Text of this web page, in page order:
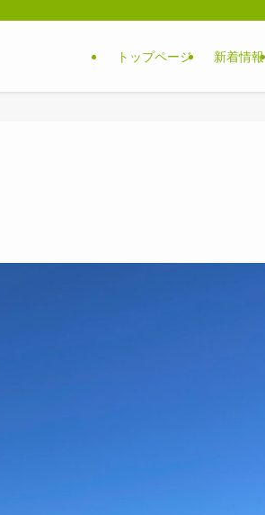
トップページ 新着情報